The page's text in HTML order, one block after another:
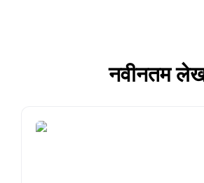
नवीनतम